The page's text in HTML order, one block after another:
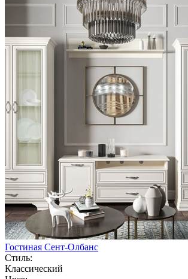
Гостиная Сент-Олбанс
Стиль:
Классический